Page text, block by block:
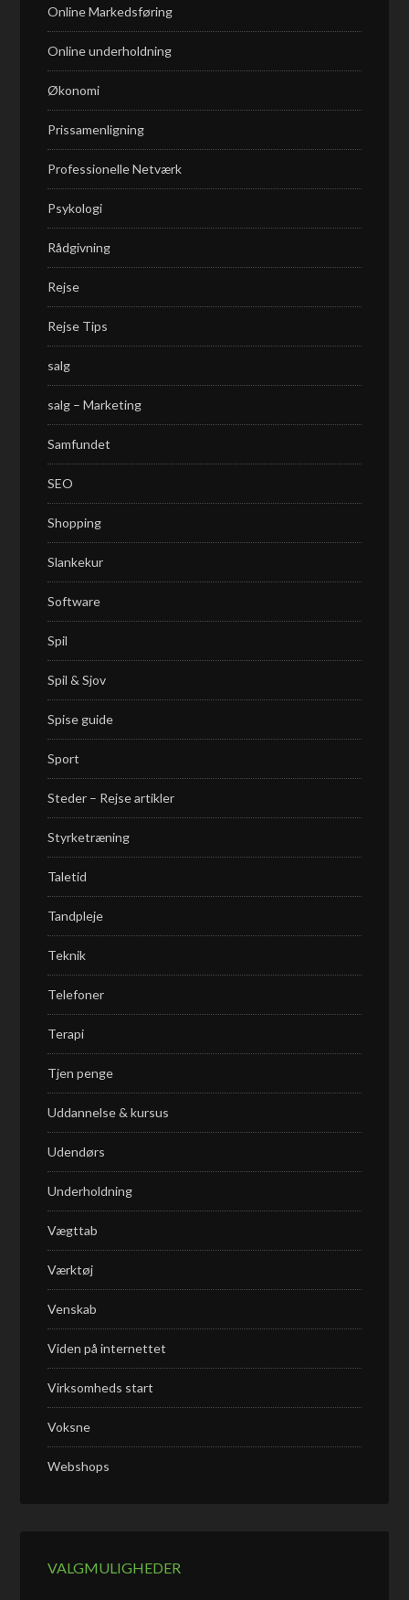
Online Markedsføring
Online underholdning
Økonomi
Prissamenligning
Professionelle Netværk
Psykologi
Rådgivning
Rejse
Rejse Tips
salg
salg – Marketing
Samfundet
SEO
Shopping
Slankekur
Software
Spil
Spil & Sjov
Spise guide
Sport
Steder – Rejse artikler
Styrketræning
Taletid
Tandpleje
Teknik
Telefoner
Terapi
Tjen penge
Uddannelse & kursus
Udendørs
Underholdning
Vægttab
Værktøj
Venskab
Viden på internettet
Virksomheds start
Voksne
Webshops
VALGMULIGHEDER